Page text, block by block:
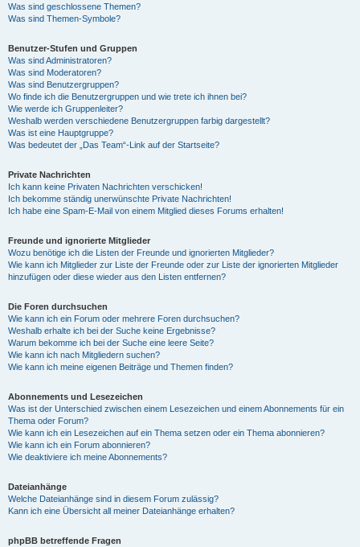
Was sind geschlossene Themen?
Was sind Themen-Symbole?
Benutzer-Stufen und Gruppen
Was sind Administratoren?
Was sind Moderatoren?
Was sind Benutzergruppen?
Wo finde ich die Benutzergruppen und wie trete ich ihnen bei?
Wie werde ich Gruppenleiter?
Weshalb werden verschiedene Benutzergruppen farbig dargestellt?
Was ist eine Hauptgruppe?
Was bedeutet der „Das Team“-Link auf der Startseite?
Private Nachrichten
Ich kann keine Privaten Nachrichten verschicken!
Ich bekomme ständig unerwünschte Private Nachrichten!
Ich habe eine Spam-E-Mail von einem Mitglied dieses Forums erhalten!
Freunde und ignorierte Mitglieder
Wozu benötige ich die Listen der Freunde und ignorierten Mitglieder?
Wie kann ich Mitglieder zur Liste der Freunde oder zur Liste der ignorierten Mitglieder
hinzufügen oder diese wieder aus den Listen entfernen?
Die Foren durchsuchen
Wie kann ich ein Forum oder mehrere Foren durchsuchen?
Weshalb erhalte ich bei der Suche keine Ergebnisse?
Warum bekomme ich bei der Suche eine leere Seite?
Wie kann ich nach Mitgliedern suchen?
Wie kann ich meine eigenen Beiträge und Themen finden?
Abonnements und Lesezeichen
Was ist der Unterschied zwischen einem Lesezeichen und einem Abonnements für ein
Thema oder Forum?
Wie kann ich ein Lesezeichen auf ein Thema setzen oder ein Thema abonnieren?
Wie kann ich ein Forum abonnieren?
Wie deaktiviere ich meine Abonnements?
Dateianhänge
Welche Dateianhänge sind in diesem Forum zulässig?
Kann ich eine Übersicht all meiner Dateianhänge erhalten?
phpBB betreffende Fragen